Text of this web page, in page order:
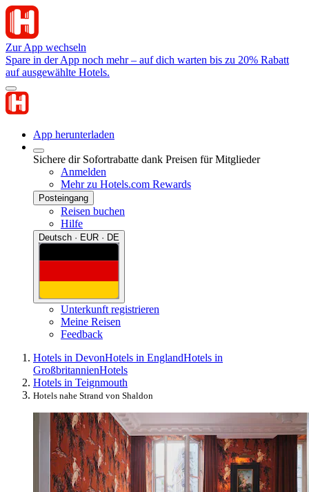
Zur App wechseln
Spare in der App noch mehr – auf dich warten bis zu 20% Rabatt
auf ausgewählte Hotels.
App herunterladen
Sichere dir Sofortrabatte dank Preisen für Mitglieder
Anmelden
Mehr zu Hotels.com Rewards
Posteingang
Reisen buchen
Hilfe
Deutsch · EUR · DE
Unterkunft registrieren
Meine Reisen
Feedback
Hotels in DevonHotels in EnglandHotels in
GroßbritannienHotels
Hotels in Teignmouth
Hotels nahe Strand von Shaldon